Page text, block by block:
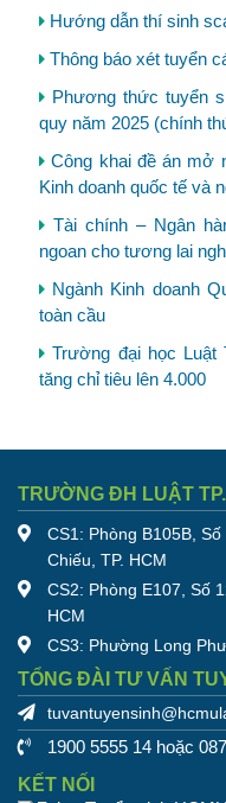
Hướng dẫn thí sinh
Thông báo xét tuyển
Phương thức tuyển
quy năm 2025 (chính
Công khai đề án mở
Kinh doanh quốc tế và
Tài chính – Ngân
ngoan cho tương lai
Ngành Kinh doanh
toàn cầu
Trường đại học Luật
tăng chỉ tiêu lên 4.000
TRƯỜNG ĐH LUẬT
CS1: Phòng B105B,
Chiếu, TP. HCM
CS2: Phòng E107, Số
HCM
CS3: Phường Long
TỔNG ĐÀI TƯ VẤN
1900 5555 14 hoặc
KẾT NỐI